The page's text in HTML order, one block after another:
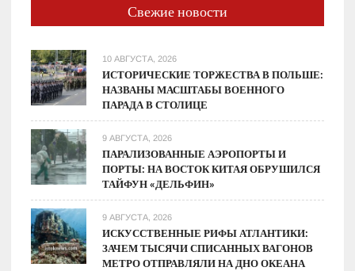
Свежие новости
10 АВГУСТА, 2026
ИСТОРИЧЕСКИЕ ТОРЖЕСТВА В ПОЛЬШЕ:
НАЗВАНЫ МАСШТАБЫ ВОЕННОГО
ПАРАДА В СТОЛИЦЕ
9 АВГУСТА, 2026
ПАРАЛИЗОВАННЫЕ АЭРОПОРТЫ И
ПОРТЫ: НА ВОСТОК КИТАЯ ОБРУШИЛСЯ
ТАЙФУН «ДЕЛЬФИН»
9 АВГУСТА, 2026
ИСКУССТВЕННЫЕ РИФЫ АТЛАНТИКИ:
ЗАЧЕМ ТЫСЯЧИ СПИСАННЫХ ВАГОНОВ
МЕТРО ОТПРАВЛЯЛИ НА ДНО ОКЕАНА